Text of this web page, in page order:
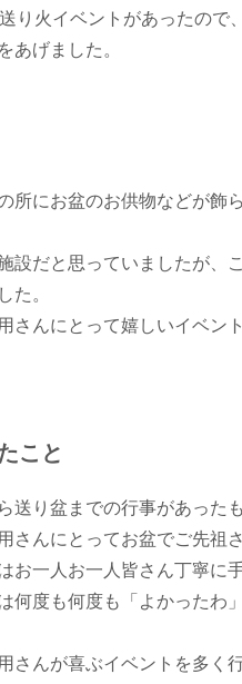
り火イベントがあったので
あげました。
所にお盆のお供物などが飾
設だと思っていましたが、
た。
さんにとって嬉しいイベン
こと
送り盆までの行事があった
さんにとってお盆でご先祖
お一人お一人皆さん丁寧に
何度も何度も「よかったわ
さんが喜ぶイベントを多く